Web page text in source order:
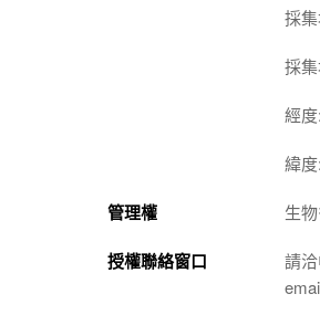
採
採
經
緯
管理權 生
授權聯絡窗口
請